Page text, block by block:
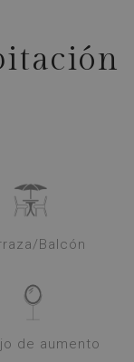
Balcón
de aumento